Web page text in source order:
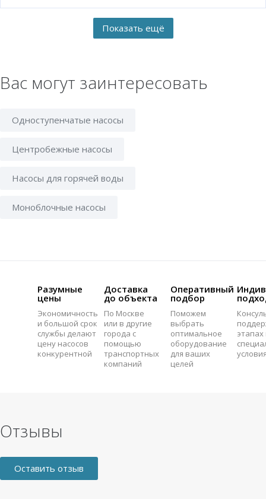
Вас могут заинтересовать
Одноступенчатые насосы
Центробежные насосы
Насосы для горячей воды
Моноблочные насосы
Разумные
цены
Экономичность
и большой срок
службы делают
цену насосов
конкурентной
Доставка
до объекта
По Москве
или в другие
города с
помощью
транспортных
компаний
Оперативный
подбор
Поможем
выбрать
оптимальное
оборудование
для ваших
целей
этапах
Отзывы
Оставить отзыв